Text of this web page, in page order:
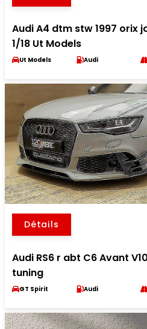
Audi A4 dtm stw 1997 orix
1/18 Ut Models
Ut Models Audi
Détails
Audi RS6 r abt C6 Avant
tuning
GT Spirit Audi